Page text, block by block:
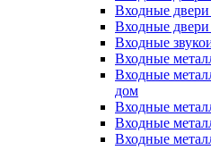
Входные
Входные
Входные
Входные
Входные
дом
Входные
Входные
Входные